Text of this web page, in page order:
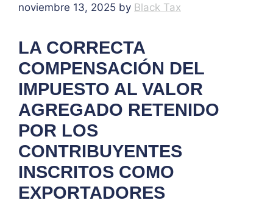
noviembre 13, 2025 by Black Tax
LA CORRECTA
COMPENSACIÓN DEL
IMPUESTO AL VALOR
AGREGADO RETENIDO
POR LOS
CONTRIBUYENTES
INSCRITOS COMO
EXPORTADORES